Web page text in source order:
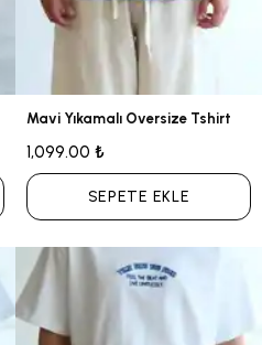
Mavi Yıkamalı Oversize Tshirt
1,099.00 ₺
SEPETE EKLE